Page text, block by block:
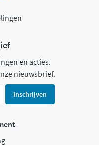
en acties.
nieuwsbrief.
Inschrijven